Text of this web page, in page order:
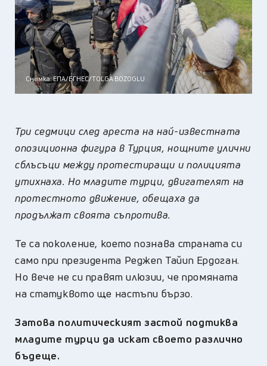
Снимка: ЕПА/БГНЕС/TOLGA BOZOGLU
Три седмици след ареста на най-известната
опозиционна фигура в Турция, нощните улични
сблъсъци между протестиращи и полицията
утихнаха. Но младите турци, двигателят на
протестното движение, обещаха да
продължат своята съпротива.
Те са поколение, което познава страната си
само при президента Реджеп Тайип Ердоган.
Но вече не си правят илюзии, че промяната
на статуквото ще настъпи бързо.
Затова политическият застой подтиква
младите турци да искат своето различно
бъдеще.